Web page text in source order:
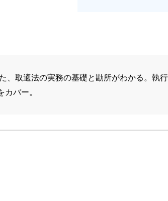
、取適法の実務の基礎と勘所がわかる。執
バー。